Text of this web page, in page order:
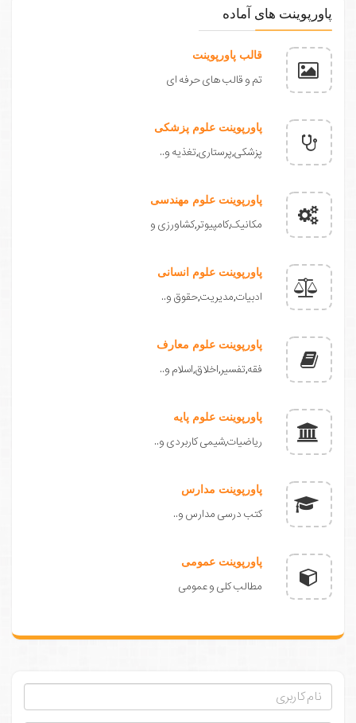
پاورپوینت های آماده
قالب پاورپوینت
تم و قالب های حرفه ای
پاورپوینت علوم پزشکی
پزشکی,پرستاری,تغذیه و..
پاورپوینت علوم مهندسی
مکانیک,کامپیوتر,کشاورزی و
پاورپوینت علوم انسانی
ادبیات,مدیریت,حقوق و..
پاورپوینت علوم معارف
فقه,تفسیر,اخلاق,اسلام و..
پاورپوینت علوم پایه
ریاضیات,شیمی کاربردی و..
پاورپوینت مدارس
کتب درسی مدارس و..
پاورپوینت عمومی
مطالب کلی و عمومی